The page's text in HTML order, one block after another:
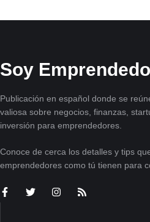
Soy
Publicación en español donde se
valiosa sobre negocios, finanzas,
inversión para emprendedores.
Conoce de cerca los detalles y tips
emprendedores como tú tienen para